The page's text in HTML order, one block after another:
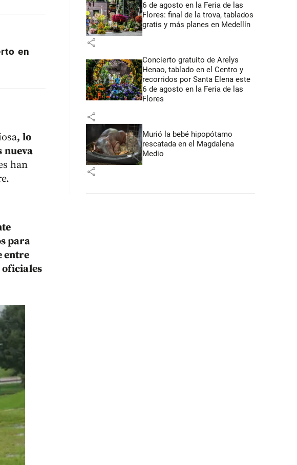
en
, lo
nueva
han
para
entre
oficiales
6 de agosto en la Feria de las
Flores: final de la trova, tablados
gratis y más planes en Medellín
share
Concierto gratuito de Arelys
Henao, tablado en el Centro y
recorridos por Santa Elena este
6 de agosto en la Feria de las
Flores
share
Murió la bebé hipopótamo
rescatada en el Magdalena
Medio
share